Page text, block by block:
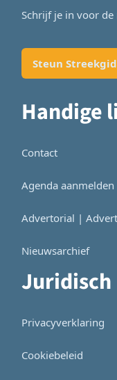
Schrijf je in voor
Steun
Handige
Contact
Agenda aanmelden
Advertorial |
Nieuwsarchief
Juridisch
Privacyverklaring
Cookiebeleid